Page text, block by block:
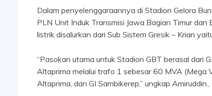
Dalam penyelenggaraannya di Stadion Gelora
PLN Unit Induk Transmisi Jawa Bagian Timur
listrik disalurkan dari Sub Sistem Gresik – Krian
“Pasokan utama untuk Stadion GBT berasal dari
Altaprima melalui trafo 1 sebesar 60 MVA (Mega
Altaprima, dan GI Sambikerep,” ungkap